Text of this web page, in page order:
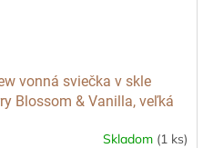
vonná sviečka v skle
Blossom & Vanilla, veľká
Skladom (1 ks)